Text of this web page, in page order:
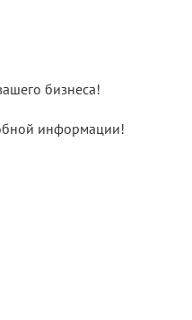
бизнеса!
информации!